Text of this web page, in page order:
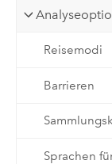
Reisemodi
Barrieren
Sprachen